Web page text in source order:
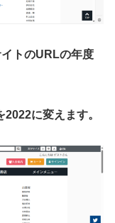
トのURLの年度
に変えます。